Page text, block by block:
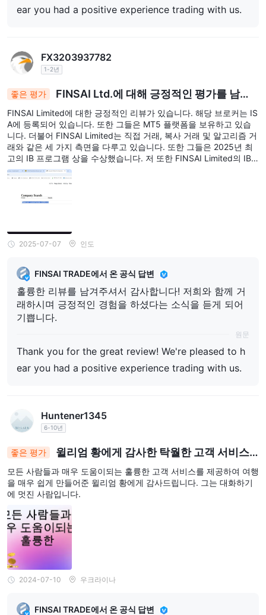
ear you had a positive experience trading with us.
FX3203937782
1-2년
좋은 평가
FINSAI Ltd.에 대해 긍정적인 평가를 남깁
니다.
FINSAI Limited에 대한 긍정적인 리뷰가 있습니다. 해당 브로커는 IS
A에 등록되어 있습니다. 또한 그들은 MT5 플랫폼을 보유하고 있습
니다. 더불어 FINSAI Limited는 직접 거래, 복사 거래 및 알고리즘 거
래와 같은 세 가지 측면을 다루고 있습니다. 또한 그들은 2025년 최
고의 IB 프로그램 상을 수상했습니다. 저 또한 FINSAI Limited의 IB
파트너이며, 라이센스 세부 정보는 아래에 제공되었습니다. 귀하의
웹사이트에 해당 정보를 확인하고 업데이트해주시기 바랍니다. Fins
ai Ltd - 라이센스 번호: 052943-033,
2025-07-07 인도
FINSAI TRADE에서 온 공식 답변
훌륭한 리뷰를 남겨주셔서 감사합니다! 저희와 함께 거
래하시며 긍정적인 경험을 하셨다는 소식을 듣게 되어
기쁩니다.
원문
Thank you for the great review! We're pleased to h
ear you had a positive experience trading with us.
Huntener1345
6-10년
좋은 평가
윌리엄 황에게 감사한 탁월한 고객 서비스
모든 사람들과 매우 도움이되는 훌륭한 고객 서비스를 제공하여 여행
을 매우 쉽게 만들어준 윌리엄 황에게 감사드립니다. 그는 대화하기
에 멋진 사람입니다.
2024-07-10 우크라이나
FINSAI TRADE에서 온 공식 답변